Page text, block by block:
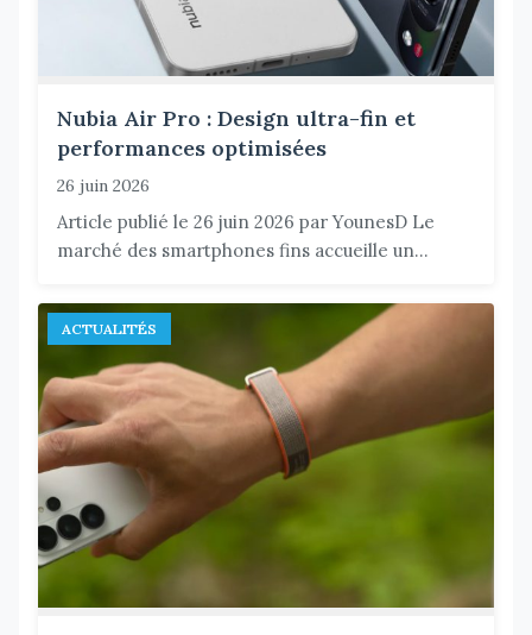
Nubia Air Pro : Design ultra-fin et
performances optimisées
26 juin 2026
Article publié le 26 juin 2026 par YounesD Le
marché des smartphones fins accueille un...
ACTUALITÉS